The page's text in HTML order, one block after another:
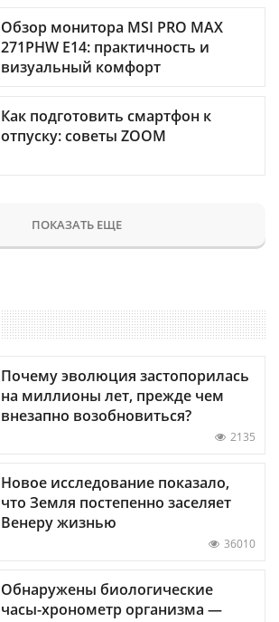
Обзор монитора MSI PRO MAX
271PHW E14: практичность и
визуальный комфорт
Как подготовить смартфон к
отпуску: советы ZOOM
ПОКАЗАТЬ ЕЩЕ
Почему эволюция застопорилась
на миллионы лет, прежде чем
внезапно возобновиться?
2135
Новое исследование показало,
что Земля постепенно заселяет
Венеру жизнью
36010
Обнаружены биологические
часы-хронометр организма —